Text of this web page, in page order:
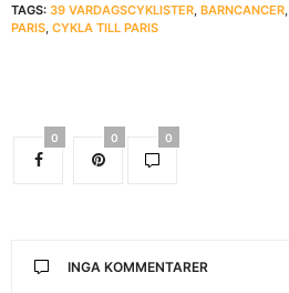
TAGS: 39 VARDAGSCYKLISTER, BARNCANCER,
PARIS, CYKLA TILL PARIS
0 0 0
INGA KOMMENTARER